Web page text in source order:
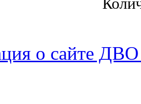
о сайте